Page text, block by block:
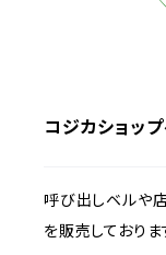
コジカショップ
呼び出しベルや
を販売しておりま